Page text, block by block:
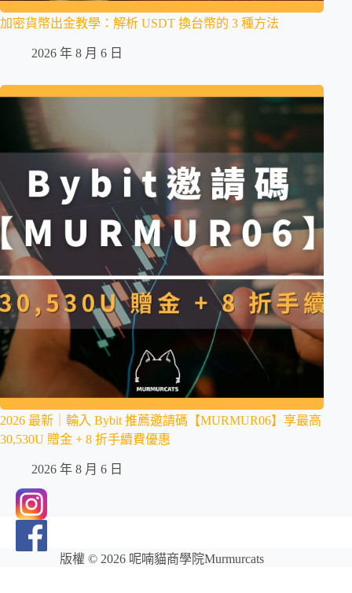
加密貨幣出金教學：解析 USDT 換台幣的 3 種方法
2026 年 8 月 6 日
2026 最新｜輸入 Bybit 推薦邀請碼【MURMUR06】享最高
30,530U 贈金 + 8 折手續費優惠
2026 年 8 月 6 日
版權 © 2026 呢喃貓商學院Murmurcats